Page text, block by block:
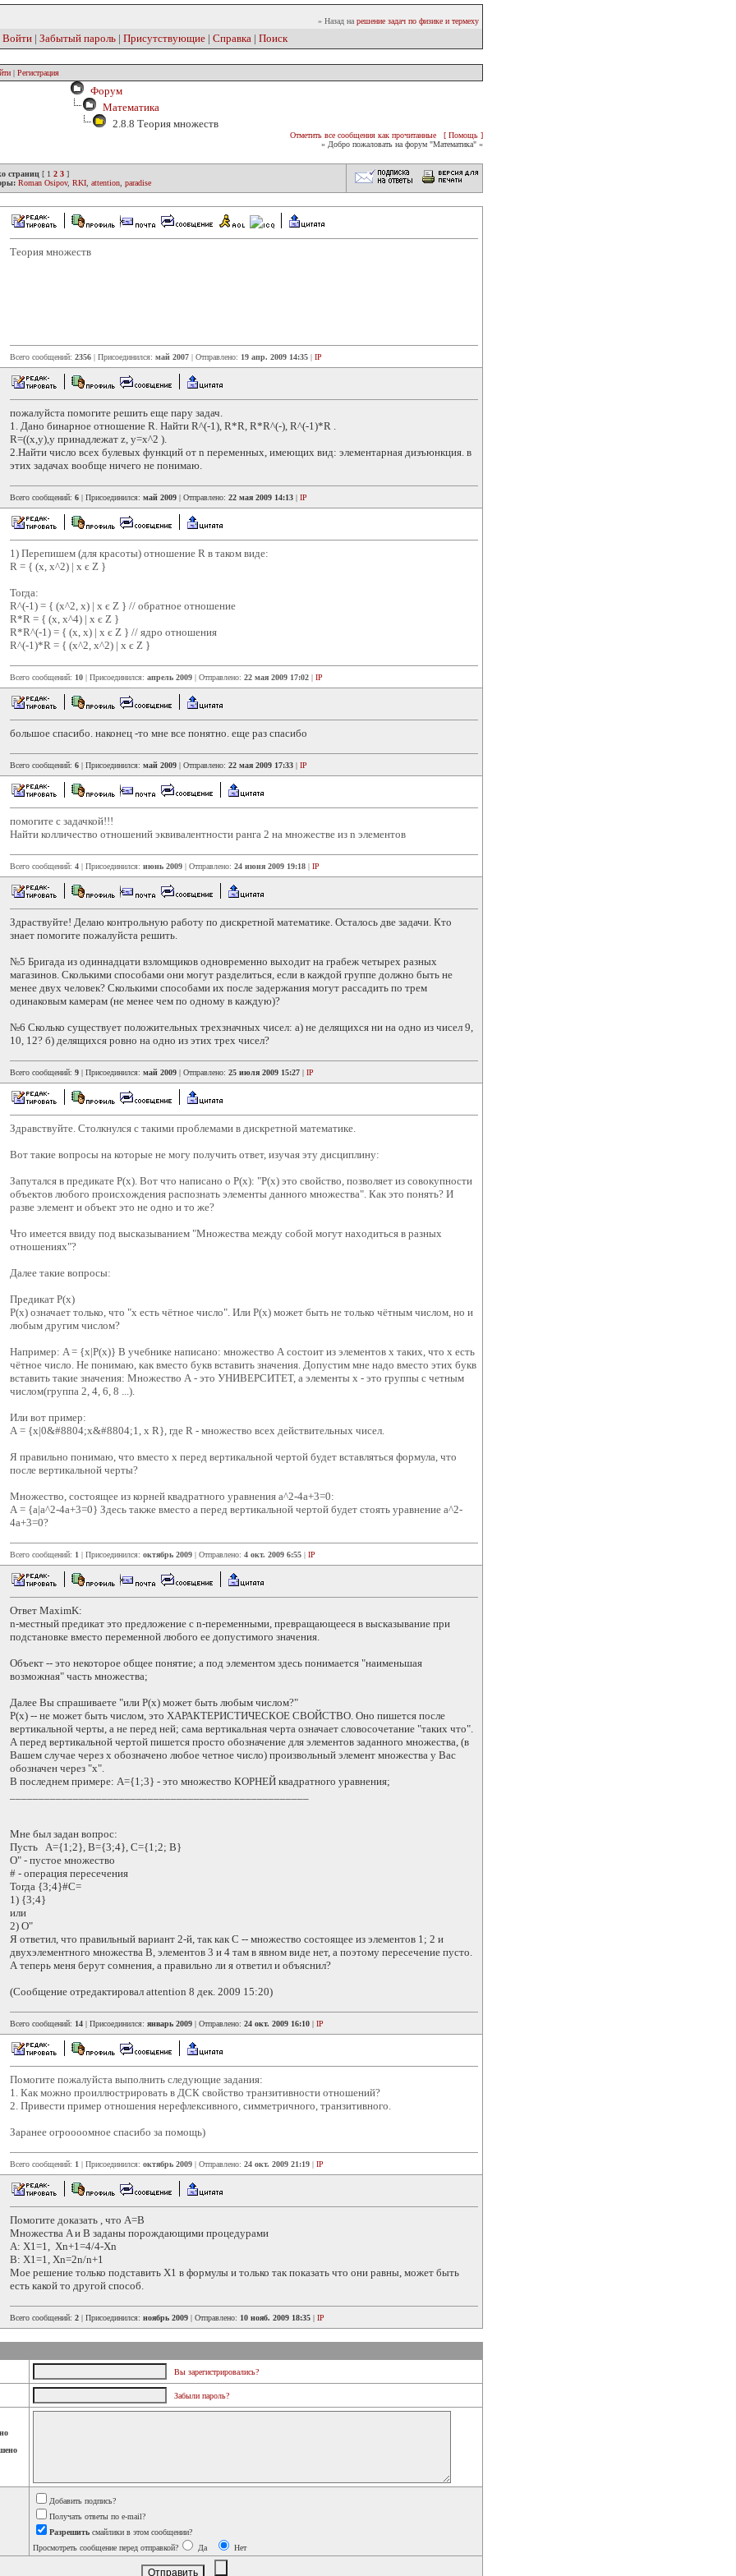
» Назад на решение задач по физике и термеху
Войти | Забытый пароль | Присутствующие | Справка | Поиск
| Регистрация
Форум
Математика
2.8.8 Теория множеств
Отметить все сообщения как прочитанные
[ Помощь ]
» Добро пожаловать на форум "Математика" «
страниц [ 1 2 3 ]
Roman Osipov, RKI attention paradise
Теория множеств
Всего сообщений: 2356 | Присоединился: май 2007 | Отправлено: 19 апр. 2009 14:35 | IP
пожалуйста помогите решить еще пару задач.
1. Дано бинарное отношение R. Найти R^(-1), R*R, R*R^(-), R^(-1)*R .
R=((x,y),y принадлежат z, y=x^2 ).
2.Найти число всех булевых функций от n переменных, имеющих вид: элементарная дизъюнкция. в
этих задачах вообще ничего не понимаю.
Всего сообщений: 6 | Присоединился: май 2009 | Отправлено: 22 мая 2009 14:13 | IP
1) Перепишем (для красоты) отношение R в таком виде:
R = { (x, x^2) | x є Z }
Тогда:
R^(-1) = { (x^2, x) | x є Z } // обратное отношение
R*R = { (x, x^4) | x є Z }
R*R^(-1) = { (x, x) | x є Z } // ядро отношения
R^(-1)*R = { (x^2, x^2) | x є Z }
Всего сообщений: 10 | Присоединился: апрель 2009 | Отправлено: 22 мая 2009 17:02 | IP
большое спасибо. наконец -то мне все понятно. еще раз спасибо
Всего сообщений: 6 | Присоединился: май 2009 | Отправлено: 22 мая 2009 17:33 | IP
помогите с задачкой!!!
Найти колличество отношений эквивалентности ранга 2 на множестве из n элементов
Всего сообщений: 4 | Присоединился: июнь 2009 | Отправлено: 24 июня 2009 19:18 | IP
Здраствуйте! Делаю контрольную работу по дискретной математике. Осталось две задачи. Кто
знает помогите пожалуйста решить.
№5 Бригада из одиннадцати взломщиков одновременно выходит на грабеж четырех разных
магазинов. Сколькими способами они могут разделиться, если в каждой группе должно быть не
менее двух человек? Сколькими способами их после задержания могут рассадить по трем
одинаковым камерам (не менее чем по одному в каждую)?
№6 Сколько существует положительных трехзначных чисел: а) не делящихся ни на одно из чисел 9,
10, 12? б) делящихся ровно на одно из этих трех чисел?
Всего сообщений: 9 | Присоединился: май 2009 | Отправлено: 25 июля 2009 15:27 | IP
Здравствуйте. Столкнулся с такими проблемами в дискретной математике.
Вот такие вопросы на которые не могу получить ответ, изучая эту дисциплину:
Запутался в предикате P(x). Вот что написано о P(x): "P(x) это свойство, позволяет из совокупности
объектов любого происхождения распознать элементы данного множества". Как это понять? И
разве элемент и объект это не одно и то же?
Что имеется ввиду под высказыванием "Множества между собой могут находиться в разных
отношениях"?
Далее такие вопросы:
Предикат P(x)
P(x) означает только, что "x есть чётное число". Или P(x) может быть не только чётным числом, но и
любым другим числом?
Например: A = {x|P(x)} В учебнике написано: множество А состоит из элементов х таких, что х есть
чётное число. Не понимаю, как вместо букв вставить значения. Допустим мне надо вместо этих букв
вставить такие значения: Множество А - это УНИВЕРСИТЕТ, а элементы х - это группы с четным
числом(группа 2, 4, 6, 8 ...).
Или вот пример:
А = {x|0&#8804;х&#8804;1, х R}, где R - множество всех действительных чисел.
Я правильно понимаю, что вместо х перед вертикальной чертой будет вставляться формула, что
после вертикальной черты?
Множество, состоящее из корней квадратного уравнения a^2-4a+3=0:
А = {а|a^2-4а+3=0} Здесь также вместо а перед вертикальной чертой будет стоять уравнение a^2-
4a+3=0?
Всего сообщений: 1 | Присоединился: октябрь 2009 | Отправлено: 4 окт. 2009 6:55 | IP
Ответ MaximK:
n-местный предикат это предложение с n-переменными, превращающееся в высказывание при
подстановке вместо переменной любого ее допустимого значения.
Объект -- это некоторое общее понятие; а под элементом здесь понимается "наименьшая
возможная" часть множества;
Далее Вы спрашиваете "или P(x) может быть любым числом?"
P(x) -- не может быть числом, это ХАРАКТЕРИСТИЧЕСКОЕ СВОЙСТВО. Оно пишется после
вертикальной черты, а не перед ней; сама вертикальная черта означает словосочетание "таких что".
А перед вертикальной чертой пишется просто обозначение для элементов заданного множества, (в
Вашем случае через x обозначено любое четное число) произвольный элемент множества у Вас
обозначен через "x".
В последнем примере: A={1;3} - это множество КОРНЕЙ квадратного уравнения;
Мне был задан вопрос:
Пусть A={1;2}, B={3;4}, C={1;2; B}
O" - пустое множество
# - операция пересечения
Тогда {3;4}#C=
1) {3;4}
или
2) O"
Я ответил, что правильный вариант 2-й, так как С -- множество состоящее из элементов 1; 2 и
двухэлементного множества В, элементов 3 и 4 там в явном виде нет, а поэтому пересечение пусто.
А теперь меня берут сомнения, а правильно ли я ответил и объяснил?
(Сообщение отредактировал attention 8 дек. 2009 15:20)
Всего сообщений: 14 | Присоединился: январь 2009 | Отправлено: 24 окт. 2009 16:10 | IP
Помогите пожалуйста выполнить следующие задания:
1. Как можно проиллюстрировать в ДСК свойство транзитивности отношений?
2. Привести пример отношения нерефлексивного, симметричного, транзитивного.
Заранее огроооомное спасибо за помощь)
Всего сообщений: 1 | Присоединился: октябрь 2009 | Отправлено: 24 окт. 2009 21:19 | IP
Помогите доказать , что А=В
Множества A и B заданы порождающими процедурами
A: X1=1, Xn+1=4/4-Xn
B: X1=1, Xn=2n/n+1
Мое решение только подставить X1 в формулы и только так показать что они равны, может быть
есть какой то другой способ.
Всего сообщений: 2 | Присоединился: ноябрь 2009 | Отправлено: 10 нояб. 2009 18:35 | IP
Вы зарегистрировались?
Забыли пароль?
Добавить подпись?
Получать ответы по e-mail?
Разрешить смайлики в этом сообщении?
Просмотреть сообщение перед отправкой?
Да Нет